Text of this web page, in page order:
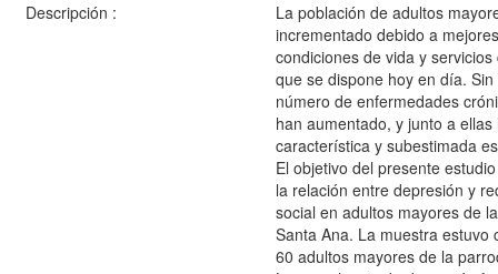
Descripción :
La población de adultos
incrementado debido a
condiciones de vida y
que se dispone hoy en día.
número de enfermedades
han aumentado, y junto a ellas
característica y subestimada
El objetivo del presente
la relación entre depresión y
social en adultos mayores de
Santa Ana. La muestra estuvo
60 adultos mayores de la